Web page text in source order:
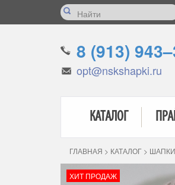
8 (913)
opt@nskshapki.ru
КАТАЛОГ
ГЛАВНАЯ > КАТАЛОГ > ШАПКИ
ХИТ ПРОДАЖ